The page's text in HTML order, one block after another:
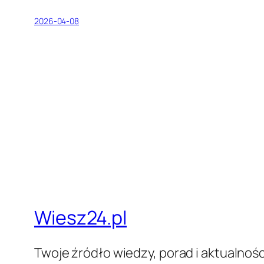
2026-04-08
Wiesz24.pl
Twoje źródło wiedzy, porad i